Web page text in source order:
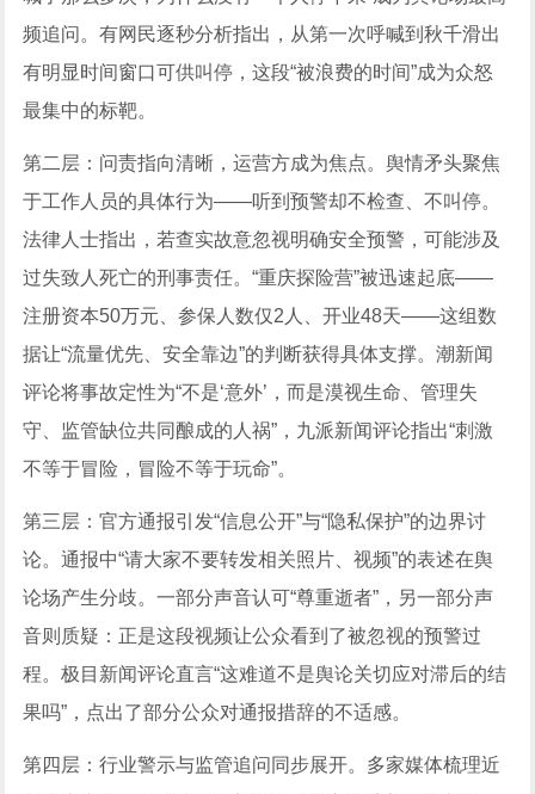
频追问。有网民逐秒分析指出，从第一次呼喊到秋千滑出
有明显时间窗口可供叫停，这段“被浪费的时间”成为众怒
最集中的标靶。
第二层：问责指向清晰，运营方成为焦点。舆情矛头聚焦
于工作人员的具体行为——听到预警却不检查、不叫停。
法律人士指出，若查实故意忽视明确安全预警，可能涉及
过失致人死亡的刑事责任。“重庆探险营”被迅速起底——
注册资本50万元、参保人数仅2人、开业48天——这组数
据让“流量优先、安全靠边”的判断获得具体支撑。潮新闻
评论将事故定性为“不是‘意外’，而是漠视生命、管理失
守、监管缺位共同酿成的人祸”，九派新闻评论指出“刺激
不等于冒险，冒险不等于玩命”。
第三层：官方通报引发“信息公开”与“隐私保护”的边界讨
论。通报中“请大家不要转发相关照片、视频”的表述在舆
论场产生分歧。一部分声音认可“尊重逝者”，另一部分声
音则质疑：正是这段视频让公众看到了被忽视的预警过
程。极目新闻评论直言“这难道不是舆论关切应对滞后的结
果吗”，点出了部分公众对通报措辞的不适感。
第四层：行业警示与监管追问同步展开。多家媒体梳理近